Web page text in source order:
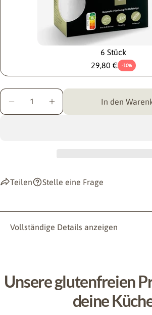
6 Stück
29,80 €
-10%
Menge
Menge für KOMEKO BROTGENUSS
Menge für KOMEKO
In den
Teilen Stelle eine Frage
Vollständige Details anzeigen
Unsere glutenfreien
deine